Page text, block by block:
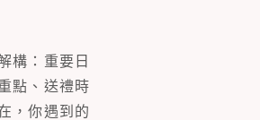
構：重要日
點、送禮時
，你遇到的